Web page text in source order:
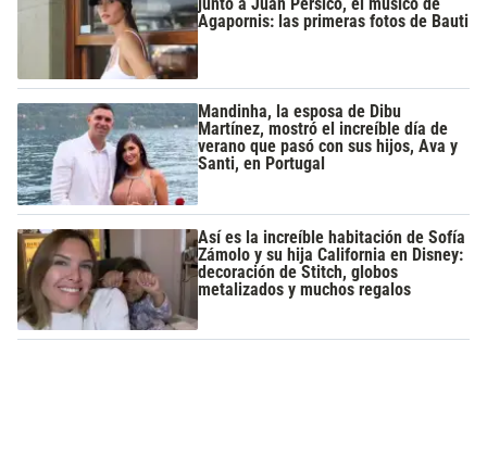
Agapornis: las primeras fotos de Bauti
Mandinha, la esposa de Dibu
Martínez, mostró el increíble día de
verano que pasó con sus hijos, Ava y
Santi, en Portugal
Así es la increíble habitación de Sofía
Zámolo y su hija California en Disney:
decoración de Stitch, globos
metalizados y muchos regalos